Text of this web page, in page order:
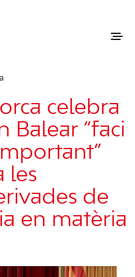
celebra
Balear “faci
les
de
en matèria